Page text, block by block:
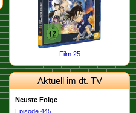
Film 25
Aktuell im dt. TV
Neuste Folge
Episode 445